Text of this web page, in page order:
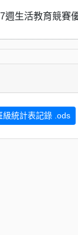
週生活教育競賽
統計表記錄 .ods